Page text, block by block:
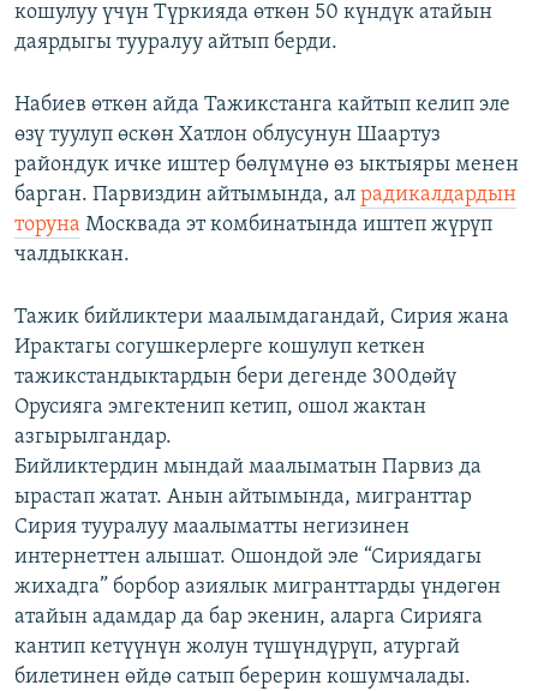
кошулуу үчүн Түркияда өткөн 50 күндүк атайын
даярдыгы тууралуу айтып берди.
Набиев өткөн айда Тажикстанга кайтып келип эле
өзү туулуп өскөн Хатлон облусунун Шаартуз
райондук ичке иштер бөлүмүнө өз ыктыяры менен
барган. Парвиздин айтымында, ал радикалдардын
торуна Москвада эт комбинатында иштеп жүрүп
чалдыккан.
Тажик бийликтери маалымдагандай, Сирия жана
Ирактагы согушкерлерге кошулуп кеткен
тажикстандыктардын бери дегенде 300дөйү
Орусияга эмгектенип кетип, ошол жактан
азгырылгандар.
Бийликтердин мындай маалыматын Парвиз да
ырастап жатат. Анын айтымында, мигранттар
Сирия тууралуу маалыматты негизинен
интернеттен алышат. Ошондой эле “Сириядагы
жихадга” борбор азиялык мигранттарды үндөгөн
атайын адамдар да бар экенин, аларга Сирияга
кантип кетүүнүн жолун түшүндүрүп, атургай
билетинен өйдө сатып берерин кошумчалады.